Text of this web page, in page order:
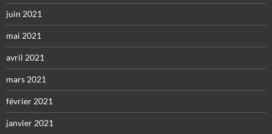
juin 2021
mai 2021
avril 2021
mars 2021
février 2021
janvier 2021